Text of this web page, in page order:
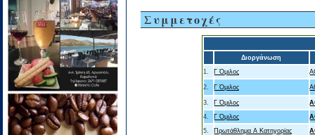
Συμμετοχές
Διοργάνωση
1.
Γ Όμιλος
2. Γ Όμιλος
3. Γ Όμιλος
4.
Γ Όμιλος
5.
Πρωτάθλημα Α Κατηγορίας